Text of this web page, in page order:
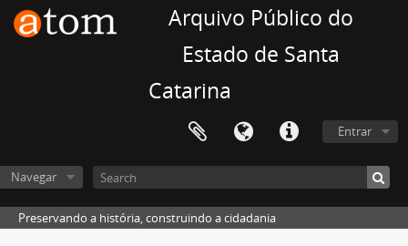
Arquivo Público do
Estado de Santa
Catarina
Entrar
Navegar
Preservando a história, construindo a cidadania